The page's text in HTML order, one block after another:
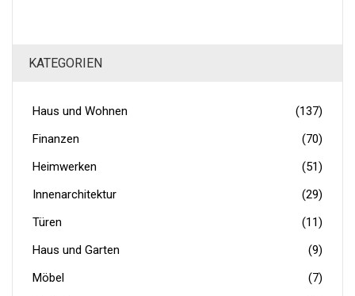
KATEGORIEN
Haus und Wohnen
(137)
Finanzen
(70)
Heimwerken
(51)
Innenarchitektur
(29)
Türen
(11)
Haus und Garten
(9)
Möbel
(7)